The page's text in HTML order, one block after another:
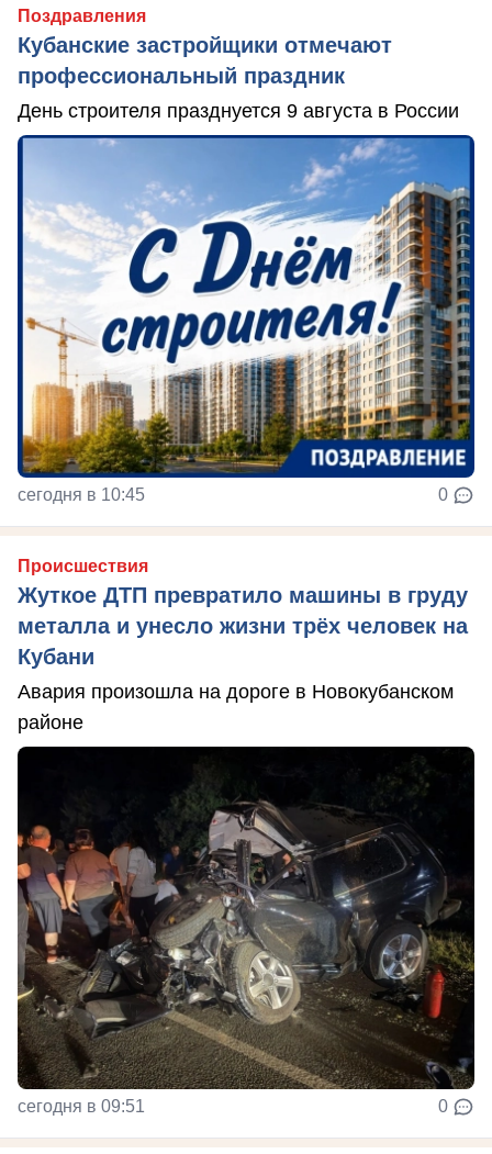
Поздравления
Кубанские застройщики отмечают
профессиональный праздник
День строителя празднуется 9 августа в России
сегодня в 10:45 0
Происшествия
Жуткое ДТП превратило машины в груду
металла и унесло жизни трёх человек на
Кубани
Авария произошла на дороге в Новокубанском
районе
сегодня в 09:51 0